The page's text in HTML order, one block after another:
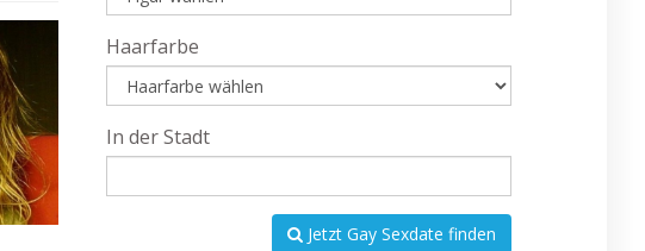
Haarfarbe
In der Stadt
Jetzt Gay Sexdate finden